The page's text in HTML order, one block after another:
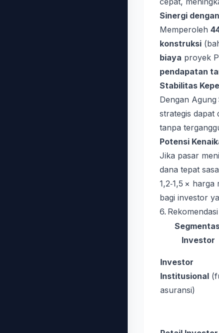
Sinergi
Memperoleh
konstruksi
biaya proyek
pendapatan
Stabilitas
Dengan
strategis dapat
tanpa
Potensi
Jika pasar
dana tepat
1,2‑1,5 ×
bagi investor
6.
Investor
Investor
Institusional
asuransi)